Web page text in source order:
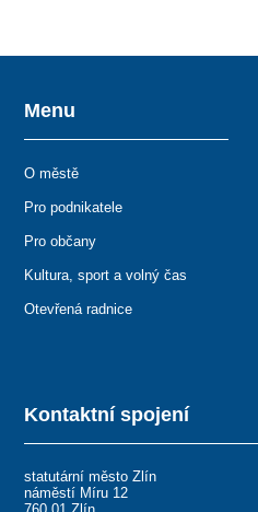
Kontaktní spojení
statutární město Zlín
náměstí Míru 12
Menu
O městě
Pro podnikatele
Pro občany
Kultura, sport a volný čas
Otevřená radnice